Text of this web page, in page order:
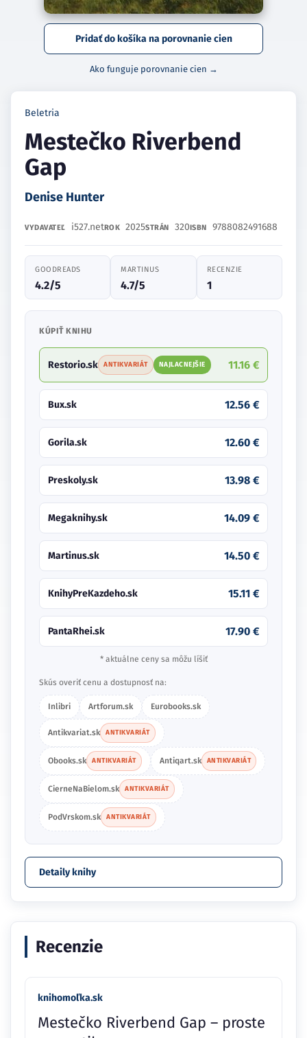
Pridať do košíka na porovnanie cien
Ako funguje porovnanie cien →
Beletria
Mestečko Riverbend
Gap
Denise Hunter
VYDAVATEĽ i527.netROK 2025STRÁN 320ISBN 9788082491688
GOODREADS
4.2/5
MARTINUS
4.7/5
RECENZIE
1
KÚPIŤ KNIHU
Restorio.sk ANTIKVARIÁT NAJLACNEJŠIE 11.16 €
Bux.sk 12.56 €
Gorila.sk 12.60 €
Preskoly.sk 13.98 €
Megaknihy.sk 14.09 €
Martinus.sk 14.50 €
KnihyPreKazdeho.sk 15.11 €
PantaRhei.sk 17.90 €
* aktuálne ceny sa môžu líšiť
Skús overiť cenu a dostupnosť na:
Inlibri Artforum.sk Eurobooks.sk
Antikvariat.sk ANTIKVARIÁT
Obooks.sk ANTIKVARIÁT Antiqart.sk ANTIKVARIÁT
CierneNaBielom.sk ANTIKVARIÁT
PodVrskom.sk ANTIKVARIÁT
Detaily knihy
Recenzie
knihomoľka.sk
Mestečko Riverbend Gap – proste